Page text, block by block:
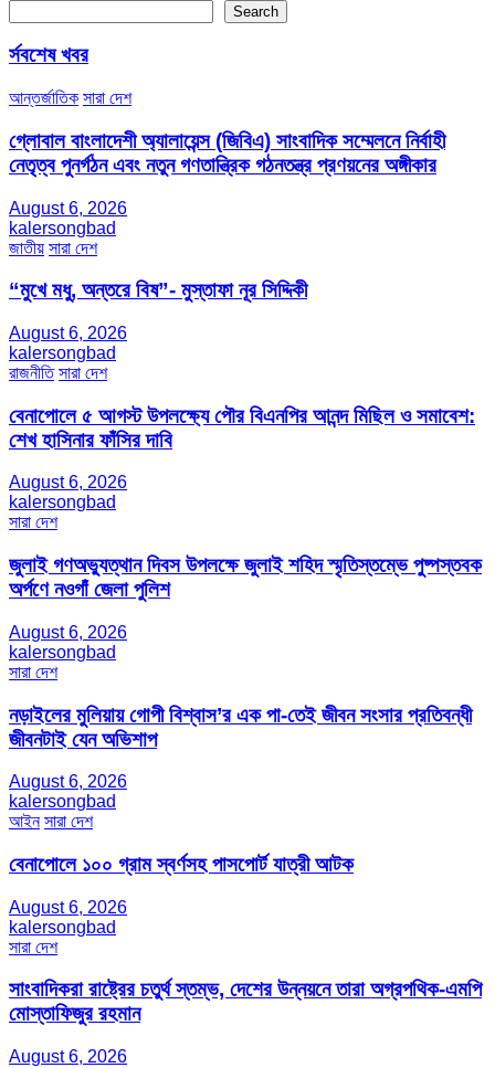
Search
র্সবশেষ খবর
আন্তর্জাতিক সারা দেশ
গ্লোবাল বাংলাদেশী অ্যালায়েন্স (জিবিএ) সাংবাদিক সম্মেলনে নির্বাহী
নেতৃত্ব পুনর্গঠন এবং নতুন গণতান্ত্রিক গঠনতন্ত্র প্রণয়নের অঙ্গীকার
August 6, 2026
kalersongbad
জাতীয় সারা দেশ
“মুখে মধু, অন্তরে বিষ”- মুস্তাফা নূর সিদ্দিকী
August 6, 2026
kalersongbad
রাজনীতি সারা দেশ
বেনাপোলে ৫ আগস্ট উপলক্ষ্যে পৌর বিএনপির আনন্দ মিছিল ও সমাবেশ:
শেখ হাসিনার ফাঁসির দাবি
August 6, 2026
kalersongbad
সারা দেশ
জুলাই গণঅভ্যুত্থান দিবস উপলক্ষে জুলাই শহিদ স্মৃতিস্তম্ভে পুষ্পস্তবক
অর্পণে নওগাঁ জেলা পুলিশ
August 6, 2026
kalersongbad
সারা দেশ
নড়াইলের মুলিয়ায় গোপী বিশ্বাস’র এক পা-তেই জীবন সংসার প্রতিবন্ধী
জীবনটাই যেন অভিশাপ
August 6, 2026
kalersongbad
আইন সারা দেশ
বেনাপোলে ১০০ গ্রাম স্বর্ণসহ পাসপোর্ট যাত্রী আটক
August 6, 2026
kalersongbad
সারা দেশ
সাংবাদিকরা রাষ্ট্রের চতুর্থ স্তম্ভ, দেশের উন্নয়নে তারা অগ্রপথিক-এমপি
মোস্তাফিজুর রহমান
August 6, 2026